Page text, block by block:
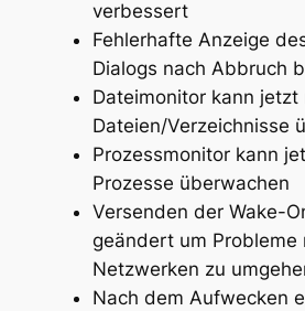
verbessert
Fehlerhafte Anzeige
Dialogs nach Abbruch
Dateimonitor kann jetzt
Dateien/Verzeichnisse
Prozessmonitor kann
Prozesse überwachen
Versenden der Wake-
geändert um Probleme
Netzwerken zu
Nach dem Aufwecken